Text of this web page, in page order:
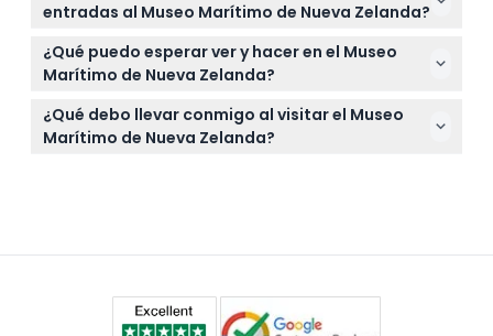
adaptaciones.
entradas al Museo Marítimo de Nueva Zelanda?
Las entradas no son reembolsables y no se pueden
cancelar, así que asegúrese de sus planes antes de
¿Qué puedo esperar ver y hacer en el Museo
Marítimo de Nueva Zelanda?
Explore exposiciones interactivas que destacan la
rica herencia marítima de Nueva Zelanda, desde la
¿Qué debo llevar conmigo al visitar el Museo
Marítimo de Nueva Zelanda?